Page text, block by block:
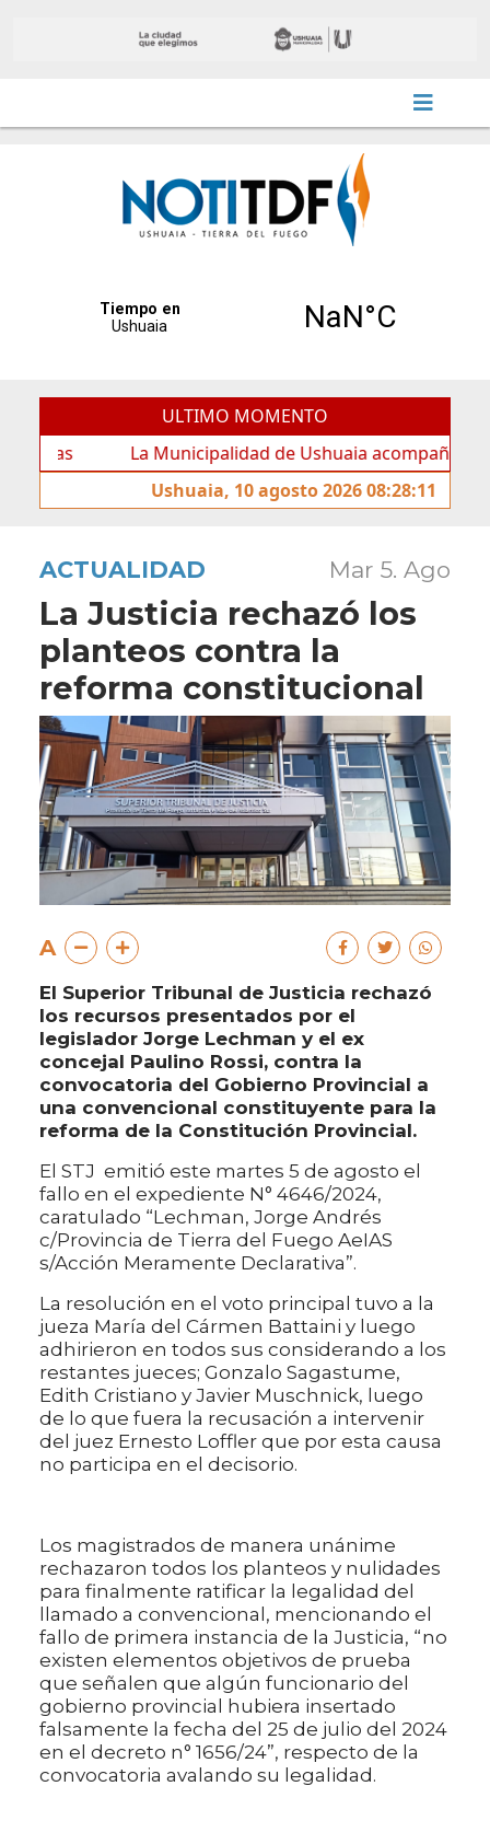
ULTIMO MOMENTO
La Municipalidad de Ushuaia acompañó los
Ushuaia, 10 agosto 2026 08:28:11
ACTUALIDAD Mar 5. Ago
La Justicia rechazó los
planteos contra la
reforma constitucional
A
El Superior Tribunal de Justicia rechazó
los recursos presentados por el
legislador Jorge Lechman y el ex
concejal Paulino Rossi, contra la
convocatoria del Gobierno Provincial a
una convencional constituyente para la
reforma de la Constitución Provincial.
El STJ emitió este martes 5 de agosto el
fallo en el expediente N° 4646/2024,
caratulado “Lechman, Jorge Andrés
c/Provincia de Tierra del Fuego AeIAS
s/Acción Meramente Declarativa”.
La resolución en el voto principal tuvo a la
jueza María del Cármen Battaini y luego
adhirieron en todos sus considerando a los
restantes jueces; Gonzalo Sagastume,
Edith Cristiano y Javier Muschnick, luego
de lo que fuera la recusación a intervenir
del juez Ernesto Loffler que por esta causa
no participa en el decisorio.
Los magistrados de manera unánime
rechazaron todos los planteos y nulidades
para finalmente ratificar la legalidad del
llamado a convencional, mencionando el
fallo de primera instancia de la Justicia, “no
existen elementos objetivos de prueba
que señalen que algún funcionario del
gobierno provincial hubiera insertado
falsamente la fecha del 25 de julio del 2024
en el decreto n° 1656/24”, respecto de la
convocatoria avalando su legalidad.